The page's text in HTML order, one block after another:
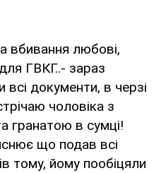
вбивання любові,
ГВКГ..- зараз
всі документи, в черзі
чоловіка з
гранатою в сумці!
що подав всі
тому, йому пообіцяли